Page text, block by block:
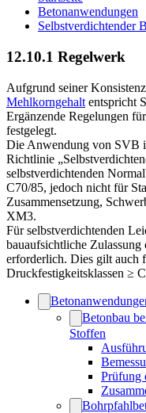
Betonanwendungen
Selbstverdichtender
12.10.1 Regelwerk
Aufgrund seiner
Mehlkorngehalt entspricht
Ergänzende Regelungen
festgelegt.
Die Anwendung von SVB
Richtlinie
selbstverdichtenden
C70/85, jedoch nicht für
Zusammensetzung,
XM3.
Für selbstverdichtenden
bauaufsichtliche
erforderlich. Dies gilt auch
Druckfestigkeitsklassen ≥
Betonbau
Stoffen
Prüfung